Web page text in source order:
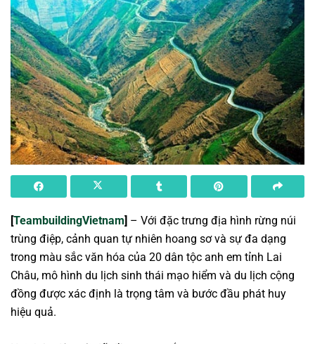
[TeambuildingVietnam] – Với đặc trưng địa hình rừng núi
trùng điệp, cảnh quan tự nhiên hoang sơ và sự đa dạng
trong màu sắc văn hóa của 20 dân tộc anh em tỉnh Lai
Châu, mô hình du lịch sinh thái mạo hiểm và du lịch cộng
đồng được xác định là trọng tâm và bước đầu phát huy
hiệu quả.